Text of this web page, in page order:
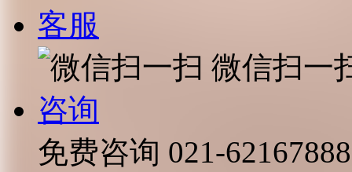
客服
微信扫一
咨询
免费咨询 021-62167888